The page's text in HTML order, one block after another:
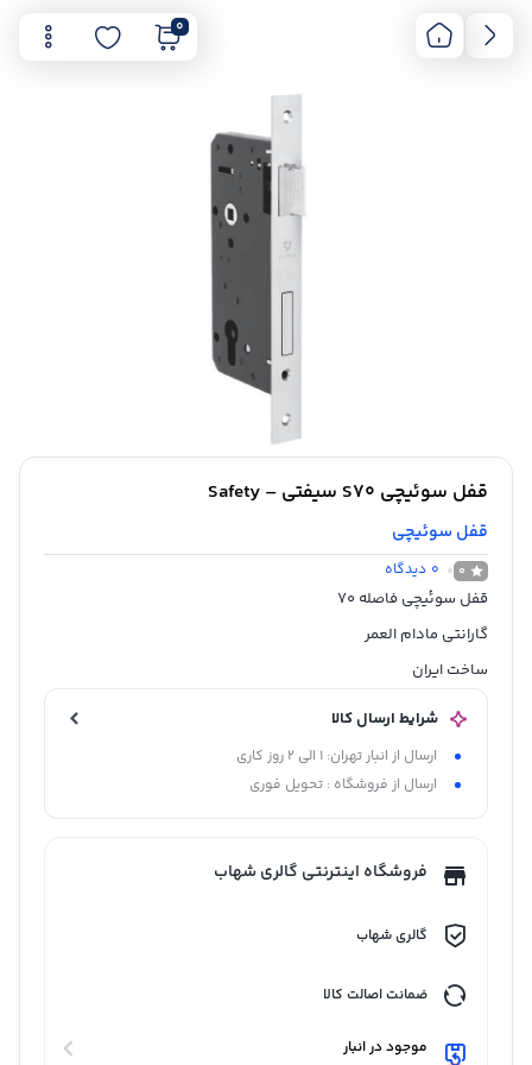
0
قفل سوئیچی S70 سیفتی – Safety
قفل سوئیچی
0
0 دیدگاه
قفل سوئیچی فاصله 70
گارانتی مادام العمر
ساخت ایران
شرایط ارسال کالا
ارسال از انبار تهران: 1 الی 2 روز کاری
ارسال از فروشگاه : تحویل فوری
فروشگاه اینترنتی گالری شهاب
گالری شهاب
ضمانت اصالت کالا
موجود در انبار